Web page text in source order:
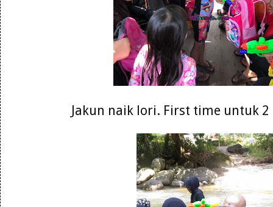
Jakun naik lori. First time untuk